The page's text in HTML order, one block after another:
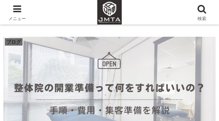
開業
ブログ
メニュー 検索